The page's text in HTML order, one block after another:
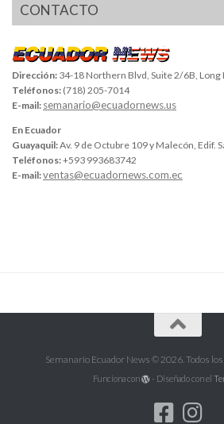
CONTACTO
Dirección: 34-18 Northern Blvd, Suite 2/6B, Long
Teléfonos: (718) 205-7014
E-mail: semanario@ecuadornews.us
En Ecuador
Guayaquil:Av. 9 de Octubre 109 y Malecón, Edif.
Teléfonos:+593 993683742
E-mail:ventas@ecuadornews.com.ec
Semanario Ecuador News © 2026. Todos
Funciona con - Diseñado con el